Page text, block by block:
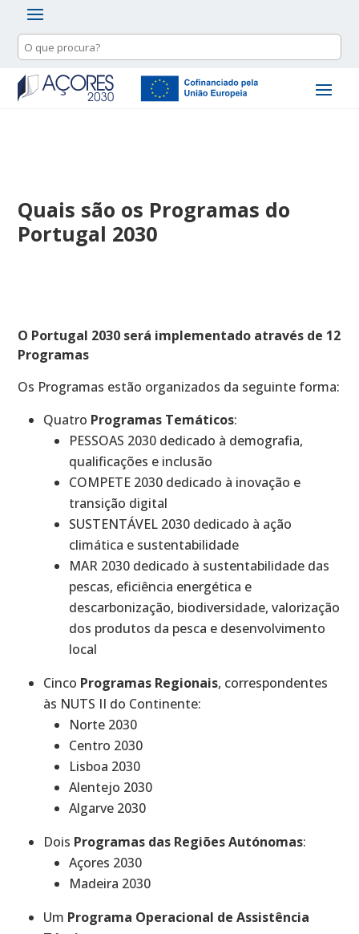
Quais são os Programas do
Portugal 2030
O Portugal 2030 será implementado através de 12
Programas
Os Programas estão organizados da seguinte forma:
Quatro Programas Temáticos:
PESSOAS 2030 dedicado à demografia,
qualificações e inclusão
COMPETE 2030 dedicado à inovação e
transição digital
SUSTENTÁVEL 2030 dedicado à ação
climática e sustentabilidade
MAR 2030 dedicado à sustentabilidade das
pescas, eficiência energética e
descarbonização, biodiversidade, valorização
dos produtos da pesca e desenvolvimento
local
Cinco Programas Regionais, correspondentes
às NUTS II do Continente:
Norte 2030
Centro 2030
Lisboa 2030
Alentejo 2030
Algarve 2030
Dois Programas das Regiões Autónomas:
Açores 2030
Madeira 2030
Um Programa Operacional de Assistência